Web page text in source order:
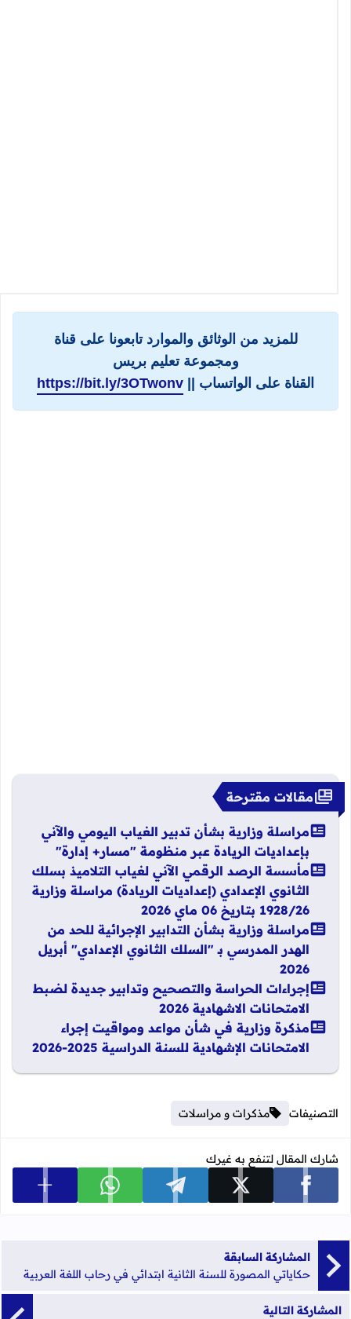
للمزيد من الوثائق والموارد تابعونا على قناة
ومجموعة تعليم بريس
القناة على الواتساب || https://bit.ly/3OTwonv
مقالات مقترحة
مراسلة وزارية بشأن تدبير الغياب اليومي والآني
بإعداديات الريادة عبر منظومة "مسار+ إدارة"
مأسسة الرصد الرقمي الآني لغياب التلاميذ بسلك
الثانوي الإعدادي (إعداديات الريادة) مراسلة وزارية
1928/26 بتاريخ 06 ماي 2026
مراسلة وزارية بشأن التدابير الإجرائية للحد من
الهدر المدرسي بـ "السلك الثانوي الإعدادي" أبريل
2026
إجراءات الحراسة والتصحيح وتدابير جديدة لضبط
الامتحانات الاشهادية 2026
مذكرة وزارية في شأن مواعد ومواقيت إجراء
الامتحانات الإشهادية للسنة الدراسية 2025-2026
التصنيفات مذكرات و مراسلات
شارك المقال لتنفع به غيرك
شارك على facebook شارك على x شارك على telegram شارك على whatsapp عرض
المشاركة السابقة
حكاياتي المصورة للسنة الثانية ابتدائي في رحاب اللغة العربية
المشاركة التالية